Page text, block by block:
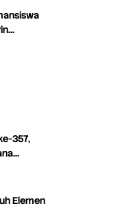
357,
Elemen